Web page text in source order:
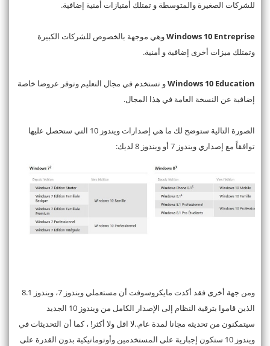
للشركات الصغيرة والمتوسطة و تمتلك أمتيازات أمنية إضافية.
Windows 10 Entrepriseوهي موجهة بالخصوص للشركات الكبيرة
وتمتلك ميزات أخرى إضافية و أمنية.
Windows 10 Educationو تستخدم في مجال التعليم وتوفر عروضا خاصة
إضافية عن النسخة العامة في هذا المجال.
الصورة التالية ستوضح لك ما هي إصدارات ويندوز 10 التي ستحصل عليها
توافقاً مع إصداري ويندوز 7 أو ويندوز 8 لديك:
ومن جهة أخرى فقد أكدت مايكروسوفت أن مستعملي ويندوز 7، ويندوز 8.1
الذين قاموا بترقية النظام إلى الإصدار الكامل من ويندوز 10 الجديد
سيتمكنون من تحديثه مجانا لمدة عام..لا اقل ولا أكثر! ، كما أن التحديثات في
ويندوز 10 ستكون إجبارية على المستخدمين وأوتوماتيكية بدون القدرة على